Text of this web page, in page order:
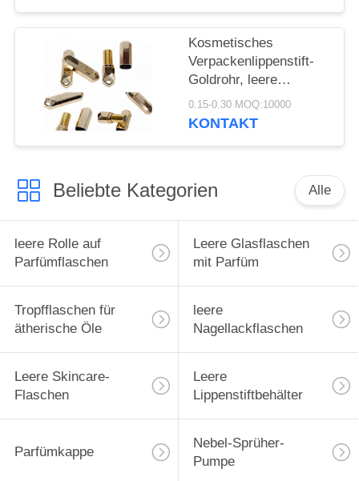
Kosmetisches
Verpackenlippenstift-
Goldrohr, leere
Lippenstift-Behälter
nach Maß
0.15-0.30 MOQ:10000
KONTAKT
Beliebte Kategorien Alle
leere Rolle auf
Parfümflaschen
Leere Glasflaschen
mit Parfüm
Tropfflaschen für
ätherische Öle
leere
Nagellackflaschen
Leere Skincare-
Flaschen
Leere
Lippenstiftbehälter
Parfümkappe
Nebel-Sprüher-
Pumpe